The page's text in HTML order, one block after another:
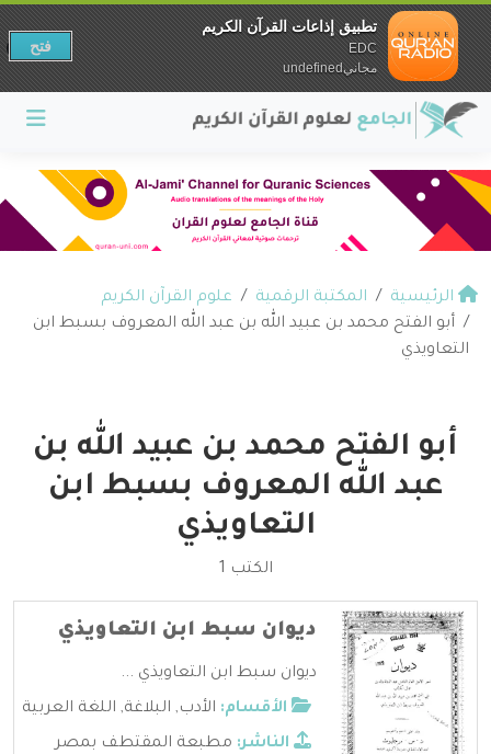
الرئيسية المكتبة الرقمية
علوم القرآن الكريم
أبو الفتح محمد بن عبيد الله بن عبد الله المعروف بسبط ابن
التعاويذي
أبو الفتح محمد بن عبيد الله بن
عبد الله المعروف بسبط ابن
التعاويذي
الكتب 1
ديوان سبط ابن التعاويذي
ديوان سبط ابن التعاويذي ...
الأقسام: الأدب, البلاغة, اللغة العربية
الناشر: مطبعة المقتطف بمصر
تطبيق إذاعات القرآن الكريم
EDC
مجانيundefined
فتح